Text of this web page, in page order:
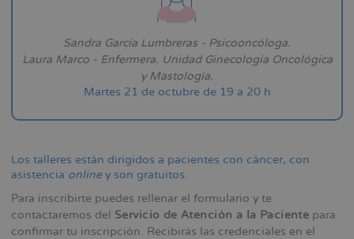
Sandra García Lumbreras - Psicooncóloga.
Laura Marco - Enfermera. Unidad Ginecología Oncológica
y Mastología.
Martes 21 de octubre de 19 a 20 h
Los talleres están dirigidos a pacientes con cáncer, con
asistencia onliney son gratuitos.
Para inscribirte puedes rellenar el formulario y te
contactaremos del Servicio de Atención a la Paciente para
confirmar tu inscripción. Recibirás las credenciales en el